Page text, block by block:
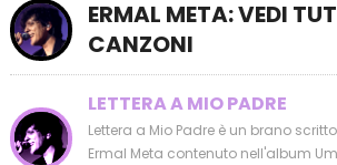
ERMAL META: VEDI
CANZONI
LETTERA A MIO PADRE
Lettera a Mio Padre è un brano
Ermal Meta contenuto nell'album